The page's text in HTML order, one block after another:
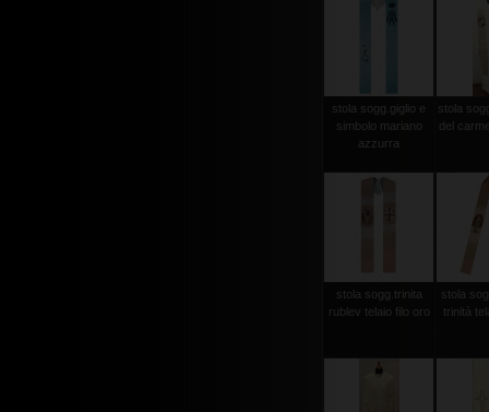
stola sogg.giglio e
simbolo mariano
azzurra
stola
del
stola sogg.trinita
rublev telaio filo oro
stola
trinità